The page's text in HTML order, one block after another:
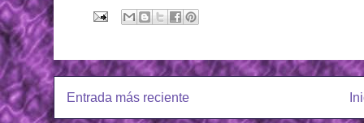
Entrada más reciente